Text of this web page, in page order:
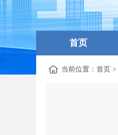
首页
当前位置： 首页 >